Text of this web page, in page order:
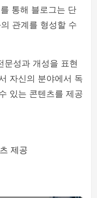
통해 블로그는 단
관계를 형성할 수
문성과 개성을 표현
자신의 분야에서 독
있는 콘텐츠를 제공
제공